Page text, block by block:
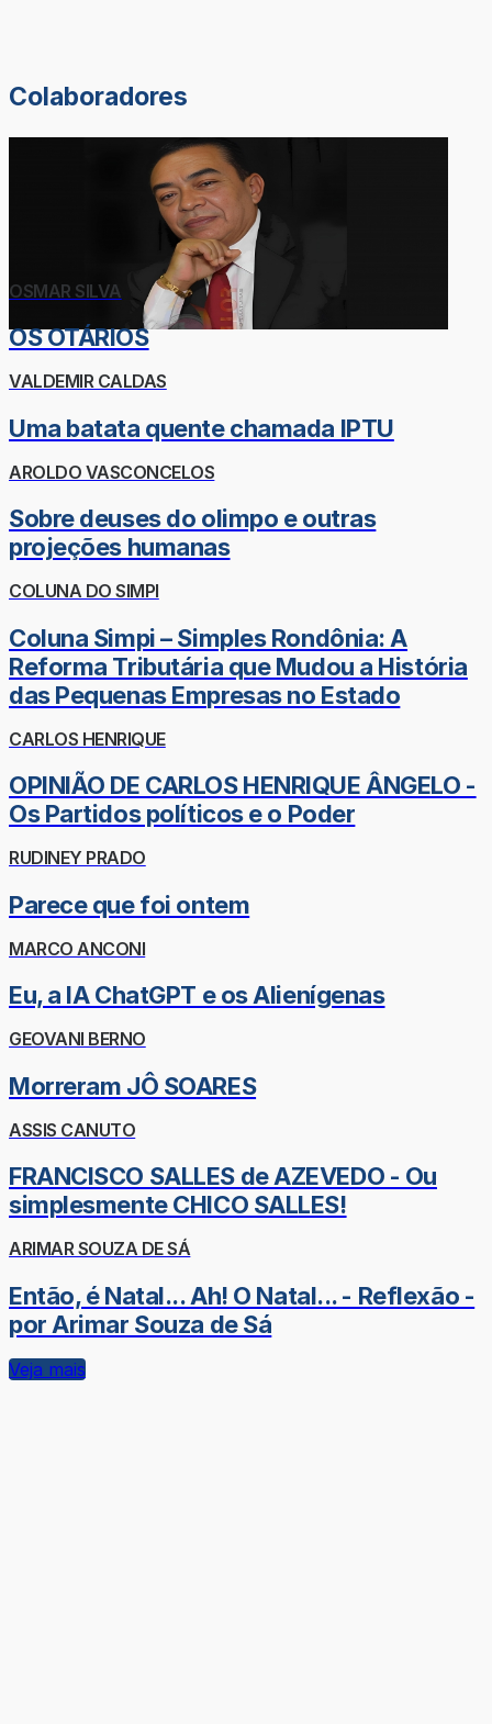
Colaboradores
OSMAR SILVA
OS OTÁRIOS
VALDEMIR CALDAS
Uma batata quente chamada IPTU
AROLDO VASCONCELOS
Sobre deuses do olimpo e outras
projeções humanas
COLUNA DO SIMPI
Coluna Simpi – Simples Rondônia: A
Reforma Tributária que Mudou a História
das Pequenas Empresas no Estado
CARLOS HENRIQUE
OPINIÃO DE CARLOS HENRIQUE ÂNGELO -
Os Partidos políticos e o Poder
RUDINEY PRADO
Parece que foi ontem
MARCO ANCONI
Eu, a IA ChatGPT e os Alienígenas
GEOVANI BERNO
Morreram JÔ SOARES
ASSIS CANUTO
FRANCISCO SALLES de AZEVEDO - Ou
simplesmente CHICO SALLES!
ARIMAR SOUZA DE SÁ
Então, é Natal... Ah! O Natal... - Reflexão -
por Arimar Souza de Sá
Veja mais